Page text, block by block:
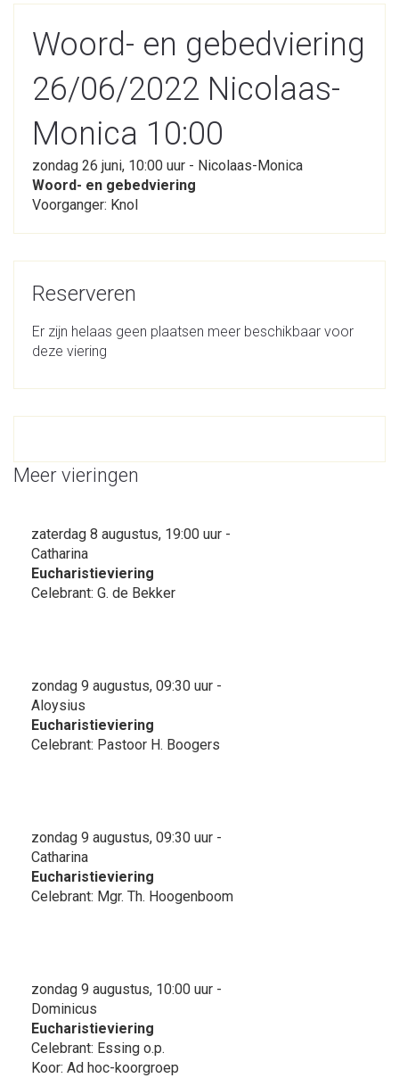
Woord- en gebedviering
26/06/2022 Nicolaas-
Monica 10:00
zondag 26 juni, 10:00 uur - Nicolaas-Monica
Woord- en gebedviering
Voorganger: Knol
Reserveren
Er zijn helaas geen plaatsen meer beschikbaar voor
deze viering
Meer vieringen
zaterdag 8 augustus, 19:00 uur -
Catharina
Eucharistieviering
Celebrant: G. de Bekker
zondag 9 augustus, 09:30 uur -
Aloysius
Eucharistieviering
Celebrant: Pastoor H. Boogers
zondag 9 augustus, 09:30 uur -
Catharina
Eucharistieviering
Celebrant: Mgr. Th. Hoogenboom
zondag 9 augustus, 10:00 uur -
Dominicus
Eucharistieviering
Celebrant: Essing o.p.
Koor: Ad hoc-koorgroep